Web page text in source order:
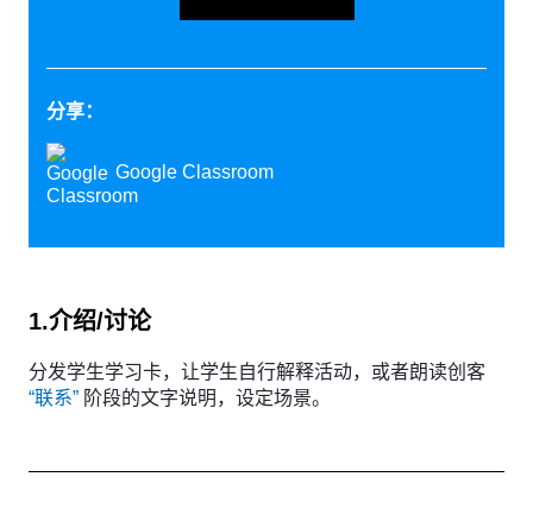
1.介绍/讨论
分发学生学习卡，让学生自行解释活动，或者朗读创客
“联系” 阶段的文字说明，设定场景。
分享：
Google Classroom